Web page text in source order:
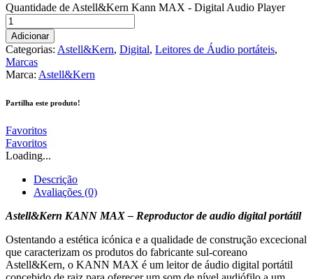
Quantidade de Astell&Kern Kann MAX - Digital Audio Player
Adicionar
Categorias: Astell&Kern, Digital, Leitores de Áudio portáteis,
Marcas
Marca: Astell&Kern
Partilha este produto!
Favoritos
Favoritos
Loading...
Descrição
Avaliações (0)
Astell&Kern KANN MAX – Reproductor de audio digital portátil
Ostentando a estética icónica e a qualidade de construção excecional
que caracterizam os produtos do fabricante sul-coreano
Astell&Kern, o KANN MAX é um leitor de áudio digital portátil